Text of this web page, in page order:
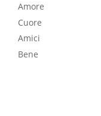
Amore
Cuore
Amici
Bene